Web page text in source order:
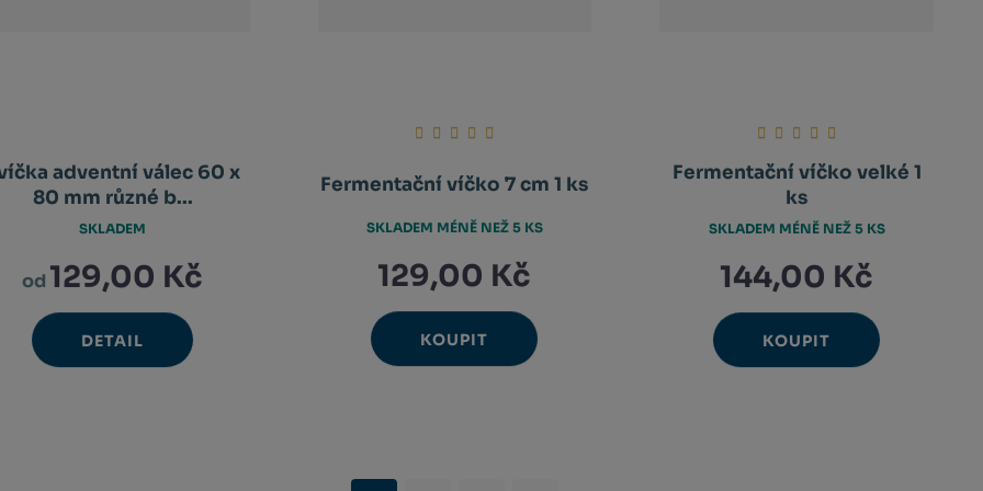
adventní válec 60 x
80 mm různé b...
od 129,00 Kč
DETAIL
SKLADEM
Fermentační víčko 7 cm 1 ks
129,00 Kč
Změnit
Navýšit
množství
Snížit
Ks
KOUPIT
SKLADEM MÉNĚ NEŽ 5 KS
Fermentační víčko velké 1
ks
144,00 Kč
Změnit
Navýšit
množství
Snížit
Ks
KOUPIT
SKLADEM MÉNĚ NEŽ 5 KS